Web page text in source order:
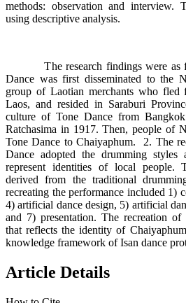
methods: observation and interview.
using descriptive analysis.
The research findings were as
Dance was first disseminated to the
group of Laotian merchants who
Laos, and resided in Saraburi
culture of Tone Dance from
Ratchasima in 1917. Then, people of
Tone Dance to Chaiyaphum. 2. The
Dance adopted the drumming styles
represent identities of local people.
derived from the traditional
recreating the performance included 1)
4) artificial dance design, 5) artificial
and 7) presentation. The recreation of
that reflects the identity of
knowledge framework of Isan dance
Article Details